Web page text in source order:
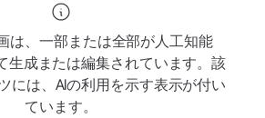
は、一部または全部が人工知能
生成または編集されています。該
には、AIの利用を示す表示が付い
ています。